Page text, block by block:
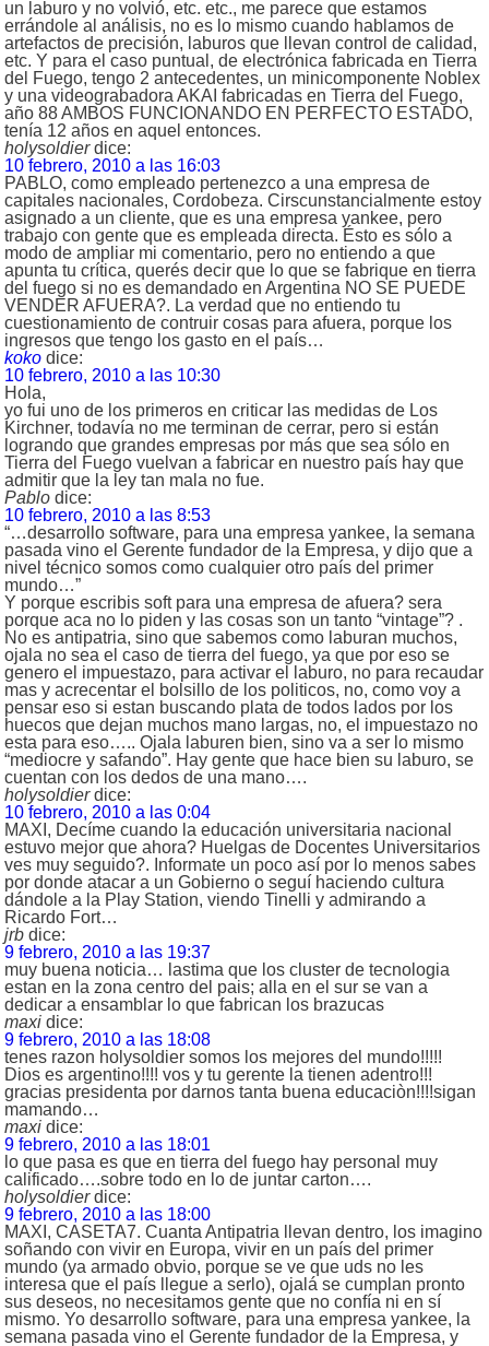
un laburo y no volvió, etc. etc., me parece que estamos
errándole al análisis, no es lo mismo cuando hablamos de
artefactos de precisión, laburos que llevan control de calidad,
etc. Y para el caso puntual, de electrónica fabricada en Tierra
del Fuego, tengo 2 antecedentes, un minicomponente Noblex
y una videograbadora AKAI fabricadas en Tierra del Fuego,
año 88 AMBOS FUNCIONANDO EN PERFECTO ESTADO,
tenía 12 años en aquel entonces.
holysoldier dice:
10 febrero, 2010 a las 16:03
PABLO, como empleado pertenezco a una empresa de
capitales nacionales, Cordobeza. Cirscunstancialmente estoy
asignado a un cliente, que es una empresa yankee, pero
trabajo con gente que es empleada directa. Ésto es sólo a
modo de ampliar mi comentario, pero no entiendo a que
apunta tu crítica, querés decir que lo que se fabrique en tierra
del fuego si no es demandado en Argentina NO SE PUEDE
VENDER AFUERA?. La verdad que no entiendo tu
cuestionamiento de contruir cosas para afuera, porque los
ingresos que tengo los gasto en el país…
koko dice:
10 febrero, 2010 a las 10:30
Hola,
yo fui uno de los primeros en criticar las medidas de Los
Kirchner, todavía no me terminan de cerrar, pero si están
logrando que grandes empresas por más que sea sólo en
Tierra del Fuego vuelvan a fabricar en nuestro país hay que
admitir que la ley tan mala no fue.
Pablo dice:
10 febrero, 2010 a las 8:53
“…desarrollo software, para una empresa yankee, la semana
pasada vino el Gerente fundador de la Empresa, y dijo que a
nivel técnico somos como cualquier otro país del primer
mundo…”
Y porque escribis soft para una empresa de afuera? sera
porque aca no lo piden y las cosas son un tanto “vintage”? .
No es antipatria, sino que sabemos como laburan muchos,
ojala no sea el caso de tierra del fuego, ya que por eso se
genero el impuestazo, para activar el laburo, no para recaudar
mas y acrecentar el bolsillo de los politicos, no, como voy a
pensar eso si estan buscando plata de todos lados por los
huecos que dejan muchos mano largas, no, el impuestazo no
esta para eso….. Ojala laburen bien, sino va a ser lo mismo
“mediocre y safando”. Hay gente que hace bien su laburo, se
cuentan con los dedos de una mano….
holysoldier dice:
10 febrero, 2010 a las 0:04
MAXI, Decíme cuando la educación universitaria nacional
estuvo mejor que ahora? Huelgas de Docentes Universitarios
ves muy seguido?. Informate un poco así por lo menos sabes
por donde atacar a un Gobierno o seguí haciendo cultura
dándole a la Play Station, viendo Tinelli y admirando a
Ricardo Fort…
jrb dice:
9 febrero, 2010 a las 19:37
muy buena noticia… lastima que los cluster de tecnologia
estan en la zona centro del pais; alla en el sur se van a
dedicar a ensamblar lo que fabrican los brazucas
maxi dice:
9 febrero, 2010 a las 18:08
tenes razon holysoldier somos los mejores del mundo!!!!!
Dios es argentino!!!! vos y tu gerente la tienen adentro!!!
gracias presidenta por darnos tanta buena educaciòn!!!!sigan
mamando…
maxi dice:
9 febrero, 2010 a las 18:01
lo que pasa es que en tierra del fuego hay personal muy
calificado….sobre todo en lo de juntar carton….
holysoldier dice:
9 febrero, 2010 a las 18:00
MAXI, CASETA7. Cuanta Antipatria llevan dentro, los imagino
soñando con vivir en Europa, vivir en un país del primer
mundo (ya armado obvio, porque se ve que uds no les
interesa que el país llegue a serlo), ojalá se cumplan pronto
sus deseos, no necesitamos gente que no confía ni en sí
mismo. Yo desarrollo software, para una empresa yankee, la
semana pasada vino el Gerente fundador de la Empresa, y